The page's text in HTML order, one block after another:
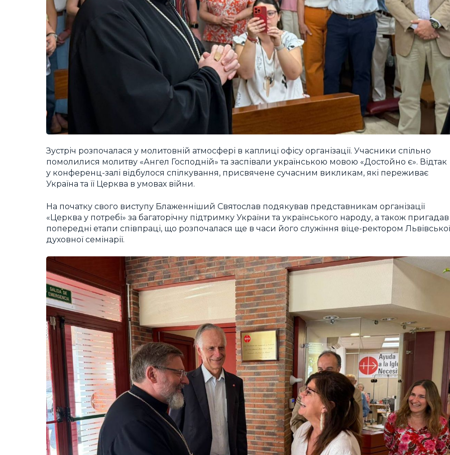
Зустріч розпочалася у молитовній атмосфері в каплиці офісу організації. Учасники спільно
помолилися молитву «Ангел Господній» та заспівали українською мовою «Достойно є». Відтак
у конференц-залі відбулося спілкування, присвячене сучасним викликам, які переживає
Україна та її Церква в умовах війни.
На початку свого виступу Блаженніший Святослав подякував представникам організації
«Церква у потребі» за багаторічну підтримку України та українського народу, а також пригадав
попередні етапи співпраці, що розпочалася ще в часи його служіння віце-ректором Львівської
духовної семінарії.